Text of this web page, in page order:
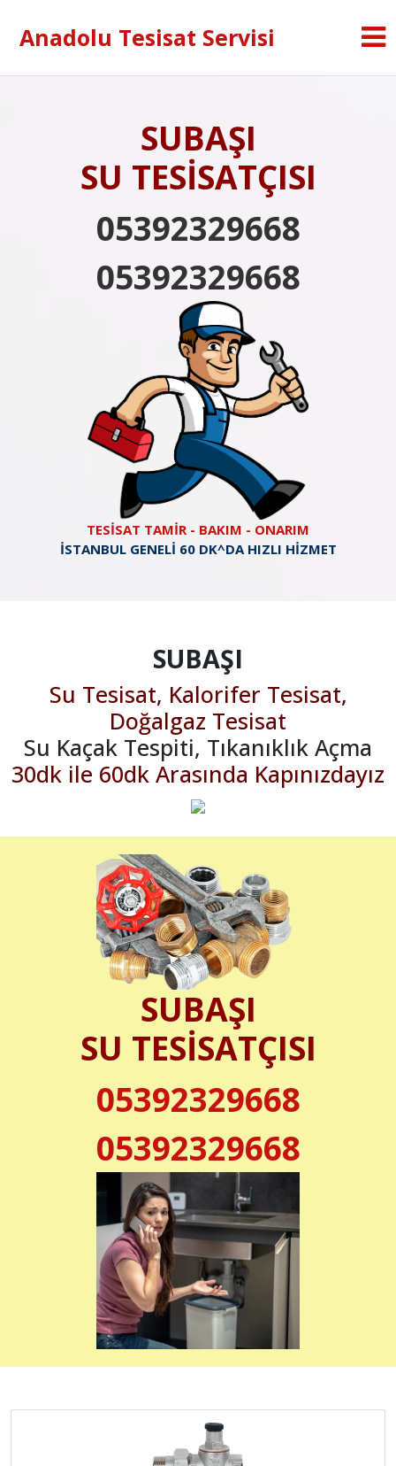
Anadolu Tesisat Servisi
SUBAŞI
SU TESİSATÇISI
05392329668
05392329668
TESİSAT TAMİR - BAKIM - ONARIM
İSTANBUL GENELİ 60 DK^DA HIZLI HİZMET
SUBAŞI
Su Tesisat, Kalorifer Tesisat,
Doğalgaz Tesisat
Su Kaçak Tespiti, Tıkanıklık Açma
30dk ile 60dk Arasında Kapınızdayız
SUBAŞI
SU TESİSATÇISI
05392329668
05392329668